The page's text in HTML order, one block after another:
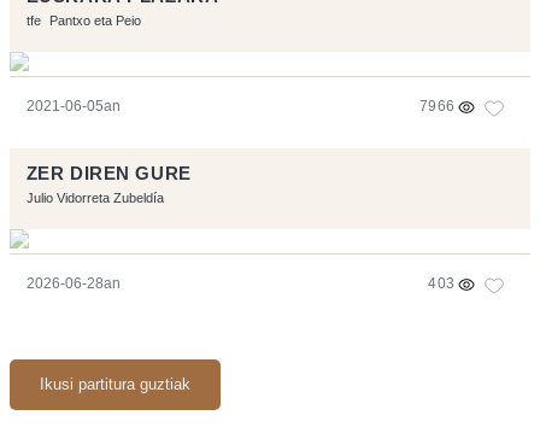
tfe Pantxo eta Peio
2021-06-05an 7966
ZER DIREN GURE
Julio Vidorreta Zubeldía
2026-06-28an 403
Ikusi partitura guztiak